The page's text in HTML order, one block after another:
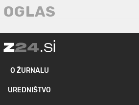
O ŽURNALU
UREDNIŠTVO